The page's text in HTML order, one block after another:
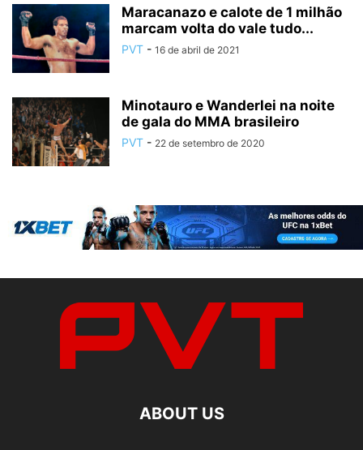
Maracanazo e calote de 1 milhão
marcam volta do vale tudo...
PVT - 16 de abril de 2021
Minotauro e Wanderlei na noite
de gala do MMA brasileiro
PVT - 22 de setembro de 2020
ABOUT US